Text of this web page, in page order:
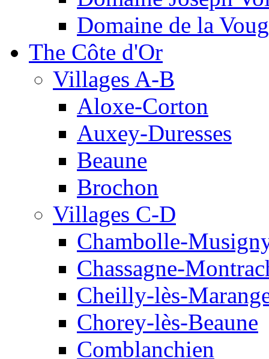
Domaine de la
The Côte d'Or
Villages A-B
Aloxe-Corton
Auxey-Duresses
Beaune
Brochon
Villages C-D
Chambolle-
Chassagne-
Cheilly-lès-
Chorey-lès-Beaune
Comblanchien